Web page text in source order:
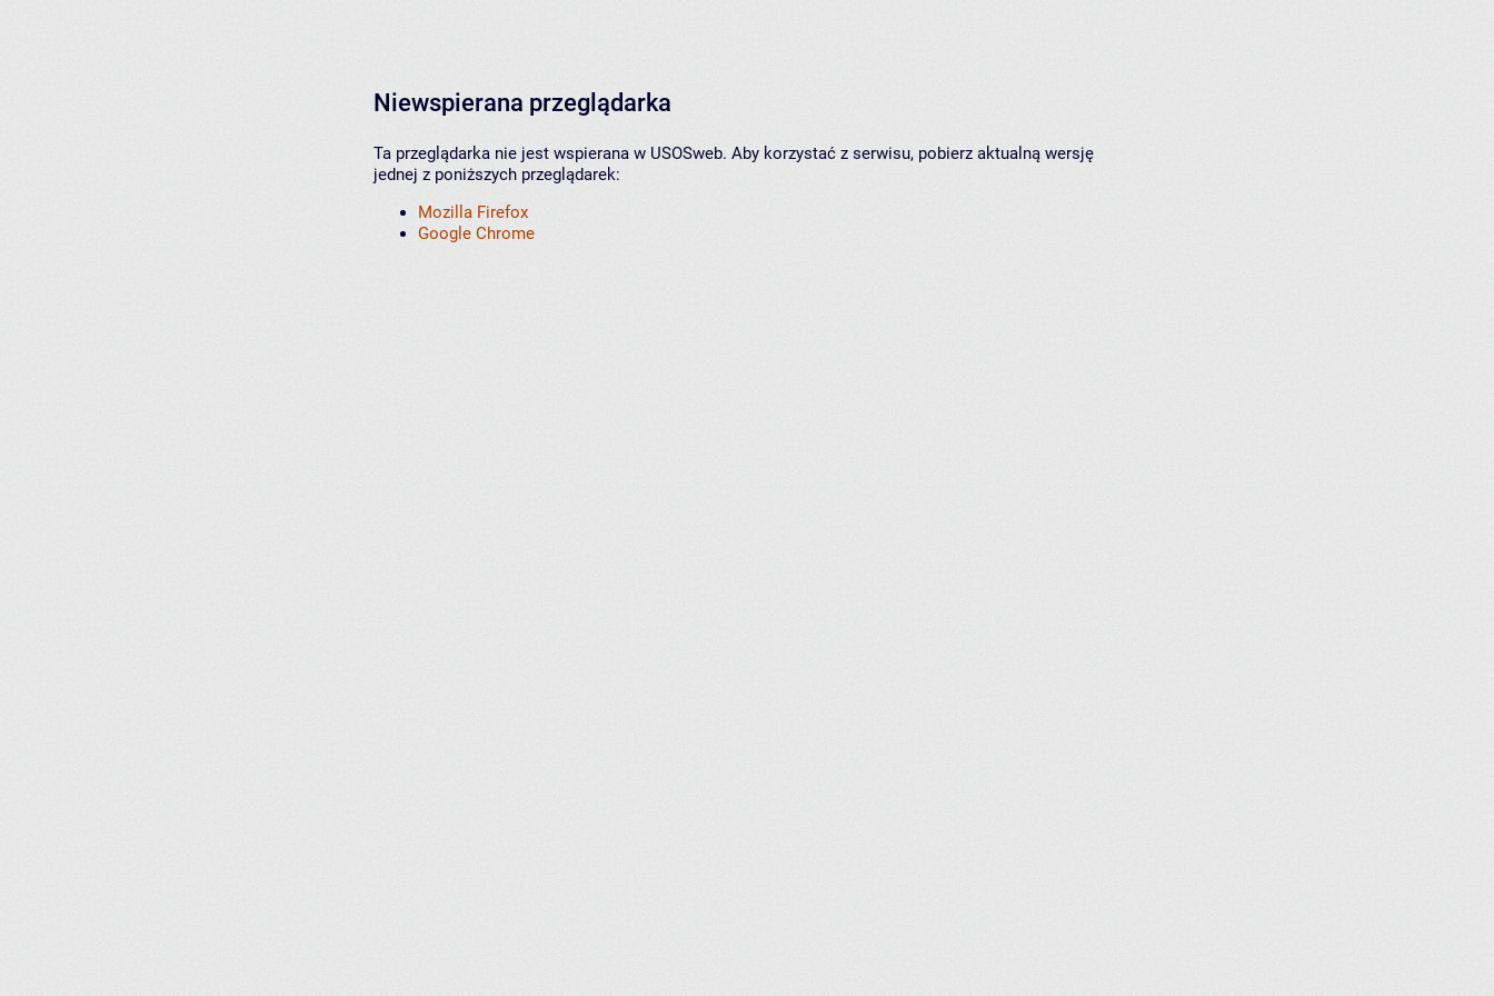
Niewspierana przeglądarka
Ta przeglądarka nie jest wspierana w USOSweb. Aby korzystać z serwisu, pobierz aktualną wersję
jednej z poniższych przeglądarek:
Mozilla Firefox
Google Chrome